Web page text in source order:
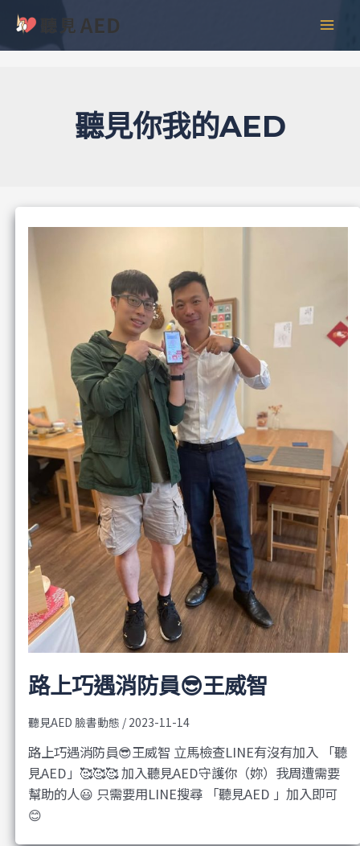
主
聽見你我的AED
路上巧遇消防員😎王威智
聽見AED 臉書動態 / 2023-11-14
路上巧遇消防員😎王威智 立馬檢查LINE有沒有加入 「聽
見AED」🥰🥰🥰 加入聽見AED守護你（妳）我周遭需要
幫助的人😃 只需要用LINE搜尋 「聽見AED 」加入即可
😊
彙
整